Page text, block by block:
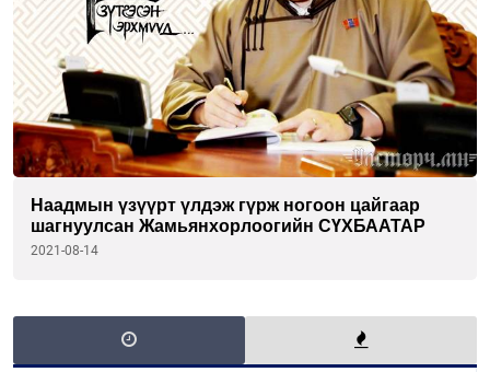
Наадмын үзүүрт үлдэж гүрж ногоон цайгаар
шагнуулсан Жамьянхорлоогийн СҮХБААТАР
2021-08-14